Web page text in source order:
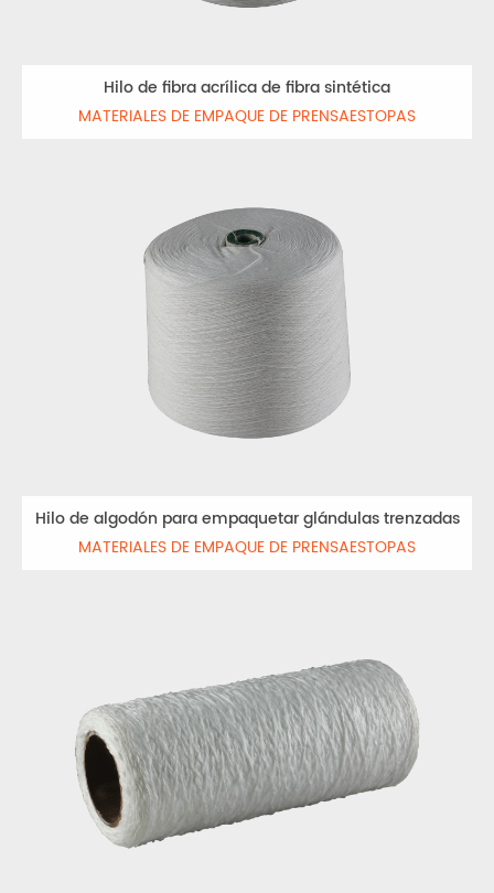
Hilo de fibra acrílica de fibra sintética
MATERIALES DE EMPAQUE DE PRENSAESTOPAS
Hilo de algodón para empaquetar glándulas trenzadas
MATERIALES DE EMPAQUE DE PRENSAESTOPAS